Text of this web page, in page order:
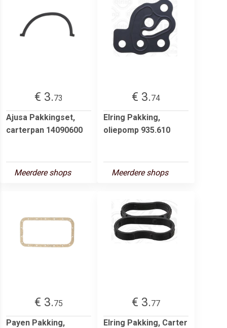
€ 3.73
Ajusa Pakkingset,
carterpan 14090600
Meerdere shops
€ 3.74
Elring Pakking,
oliepomp 935.610
Meerdere shops
€ 3.75
Payen Pakking,
€ 3.77
Elring Pakking, Carter